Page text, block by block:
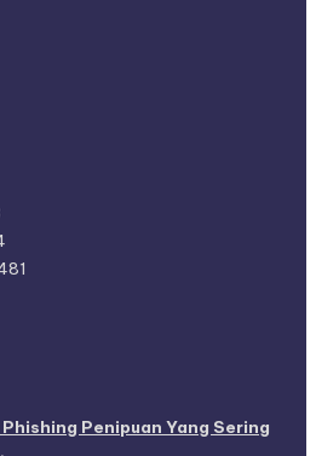
Penipuan Yang Sering